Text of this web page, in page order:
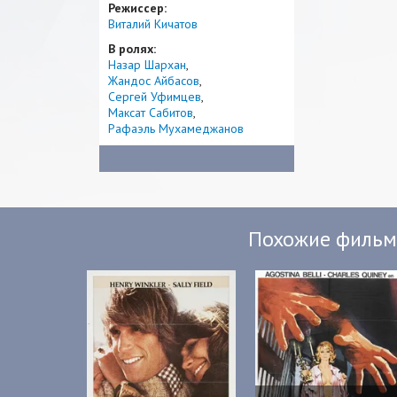
Режиссер:
Виталий Кичатов
В ролях:
Назар Шархан
Жандос Айбасов
Сергей Уфимцев
Максат Сабитов
Рафаэль Мухамеджанов
Похожие